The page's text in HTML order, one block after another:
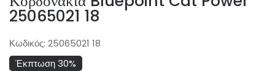
25065021 18
Κωδικός: 25065021 18
Έκπτωση 30%